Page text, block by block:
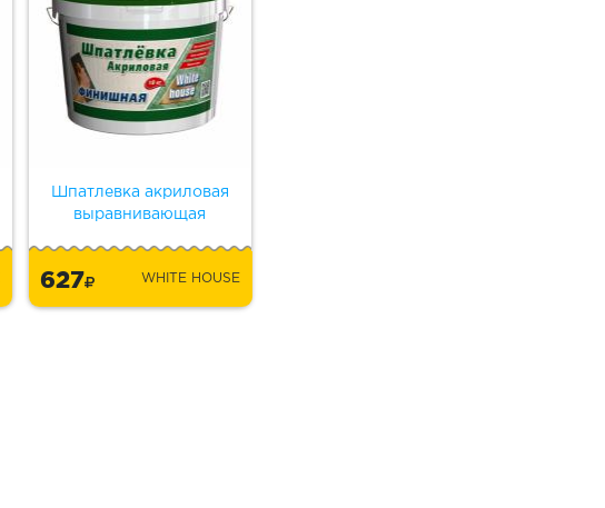
Шпатлевка акриловая
выравнивающая
627 WHITE HOUSE